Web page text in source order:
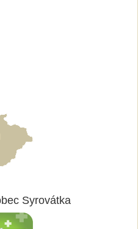
Syrovátka